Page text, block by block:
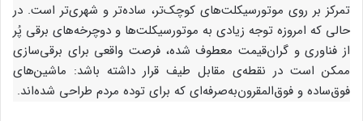
تمرکز بر روی موتورسیکلت‌های کوچک‌تر، ساده‌تر و شهری‌تر است. در
حالی که امروزه توجه زیادی به موتورسیکلت‌ها و دوچرخه‌های برقی پُر
از فناوری و گران‌قیمت معطوف شده، فرصت واقعی برای برقی‌سازی
ممکن است در نقطه‌ی مقابل طیف قرار داشته باشد: ماشین‌های
فوق‌ساده و فوق‌المقرون‌به‌صرفه‌ای که برای توده مردم طراحی شده‌اند.